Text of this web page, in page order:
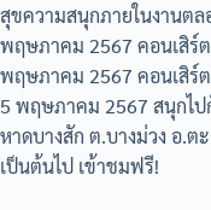
สุขความสนุกภายในงานต
พฤษภาคม 2567 คอนเสิร์ต
พฤษภาคม 2567 คอนเสิร์
5 พฤษภาคม 2567 สนุกไ
หาดบางสัก ต.บางม่วง อ.ต
เป็นต้นไป เข้าชมฟรี!